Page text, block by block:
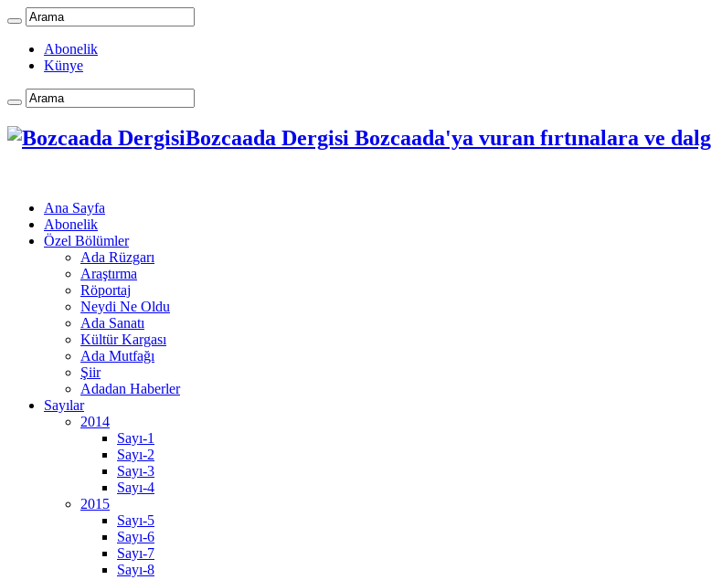
Abonelik
Künye
Bozcaada Dergisi Bozcaada'ya vuran fırtınalara ve
Ana Sayfa
Abonelik
Özel Bölümler
Ada Rüzgarı
Araştırma
Röportaj
Neydi Ne Oldu
Ada Sanatı
Kültür Kargası
Ada Mutfağı
Şiir
Adadan Haberler
Sayılar
2014
Sayı-1
Sayı-2
Sayı-3
Sayı-4
2015
Sayı-5
Sayı-6
Sayı-7
Sayı-8